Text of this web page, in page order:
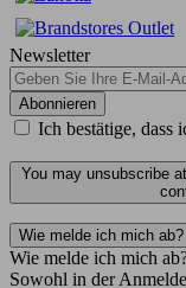
Newsletter
Abonnieren
Ich bestätige, dass
You may unsubscribe
Wie melde ich mich ab?
Wie melde ich mich
Sowohl in der